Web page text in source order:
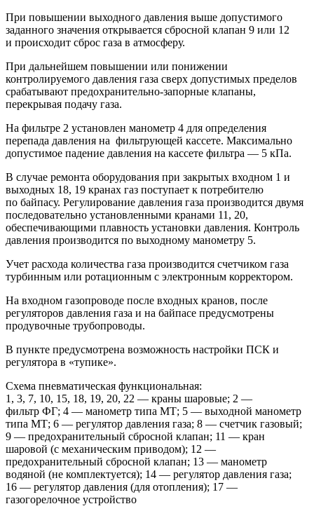
При повышении выходного давления выше допустимого
заданного значения открывается сбросной клапан 9 или 12
и происходит сброс газа в атмосферу.
При дальнейшем повышении или понижении
контролируемого давления газа сверх допустимых пределов
срабатывают предохранительно-запорные клапаны,
перекрывая подачу газа.
На фильтре 2 установлен манометр 4 для определения
перепада давления на фильтрующей кассете. Максимально
допустимое падение давления на кассете фильтра — 5 кПа.
В случае ремонта оборудования при закрытых входном 1 и
выходных 18, 19 кранах газ поступает к потребителю
по байпасу. Регулирование давления газа производится двумя
последовательно установленными кранами 11, 20,
обеспечивающими плавность установки давления. Контроль
давления производится по выходному манометру 5.
Учет расхода количества газа производится счетчиком газа
турбинным или ротационным с электронным корректором.
На входном газопроводе после входных кранов, после
регуляторов давления газа и на байпасе предусмотрены
продувочные трубопроводы.
В пункте предусмотрена возможность настройки ПСК и
регулятора в «тупике».
Схема пневматическая функциональная:
1, 3, 7, 10, 15, 18, 19, 20, 22 — краны шаровые; 2 —
фильтр ФГ; 4 — манометр типа МТ; 5 — выходной манометр
типа МТ; 6 — регулятор давления газа; 8 — счетчик газовый;
9 — предохранительный сбросной клапан; 11 — кран
шаровой (с механическим приводом); 12 —
предохранительный сбросной клапан; 13 — манометр
водяной (не комплектуется); 14 — регулятор давления газа;
16 — регулятор давления (для отопления); 17 —
газогорелочное устройство